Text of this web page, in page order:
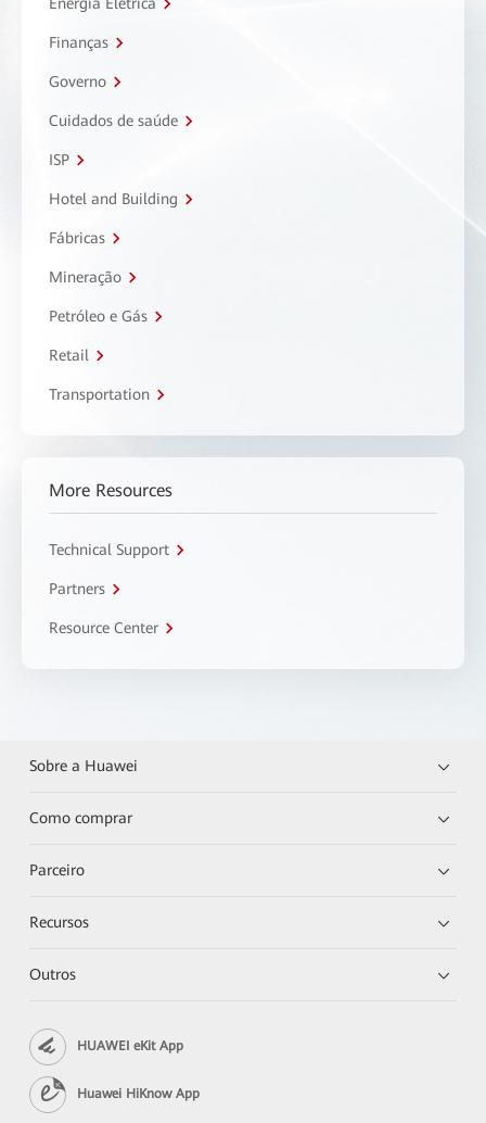
Finanças
Governo
Cuidados de saúde
ISP
Hotel and Building
Fábricas
Mineração
Petróleo e Gás
Retail
Transportation
More Resources
Technical Support
Partners
Resource Center
Sobre a Huawei
Como comprar
Parceiro
Recursos
Outros
HUAWEI eKit App
Huawei HiKnow App